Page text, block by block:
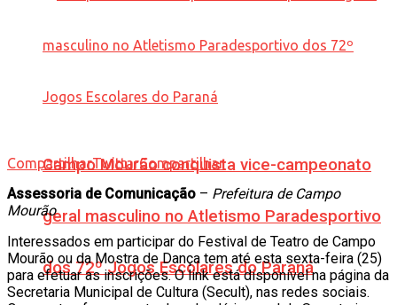
Campo Mourão conquista vice-campeonato
geral masculino no Atletismo Paradesportivo
dos 72º Jogos Escolares do Paraná
CompartilharTwittarCompartilhar
Assessoria de Comunicação – Prefeitura de Campo
Mourão
Interessados em participar do Festival de Teatro de Campo
Mourão ou da Mostra de Dança tem até esta sexta-feira (25)
para efetuar as inscrições. O link está disponível na página da
Secretaria Municipal de Cultura (Secult), nas redes sociais.